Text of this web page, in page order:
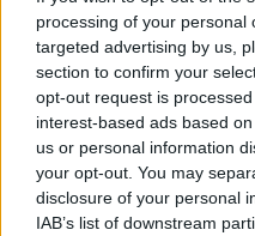
processing of your personal
targeted advertising by us,
section to confirm your
opt-out request is
interest-based ads based
us or personal information
your opt-out. You may
disclosure of your personal
IAB’s list of downstream